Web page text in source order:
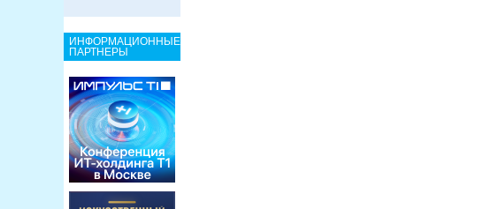
ИНФОРМАЦИОННЫЕ
ПАРТНЕРЫ